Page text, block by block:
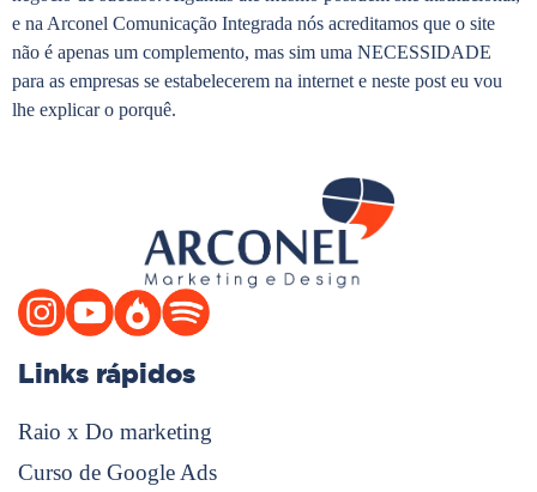
e na Arconel Comunicação Integrada nós acreditamos que o site
não é apenas um complemento, mas sim uma NECESSIDADE
para as empresas se estabelecerem na internet e neste post eu vou
lhe explicar o porquê.
Links rápidos
Raio x Do marketing
Curso de Google Ads